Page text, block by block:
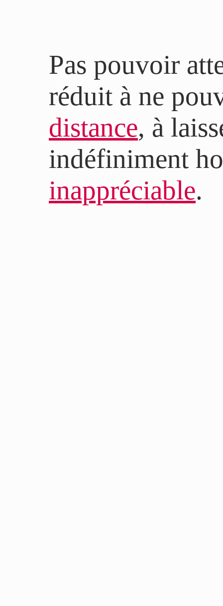
Pas pouvoir
réduit à ne
distance, à
indéfiniment
inappréciable.